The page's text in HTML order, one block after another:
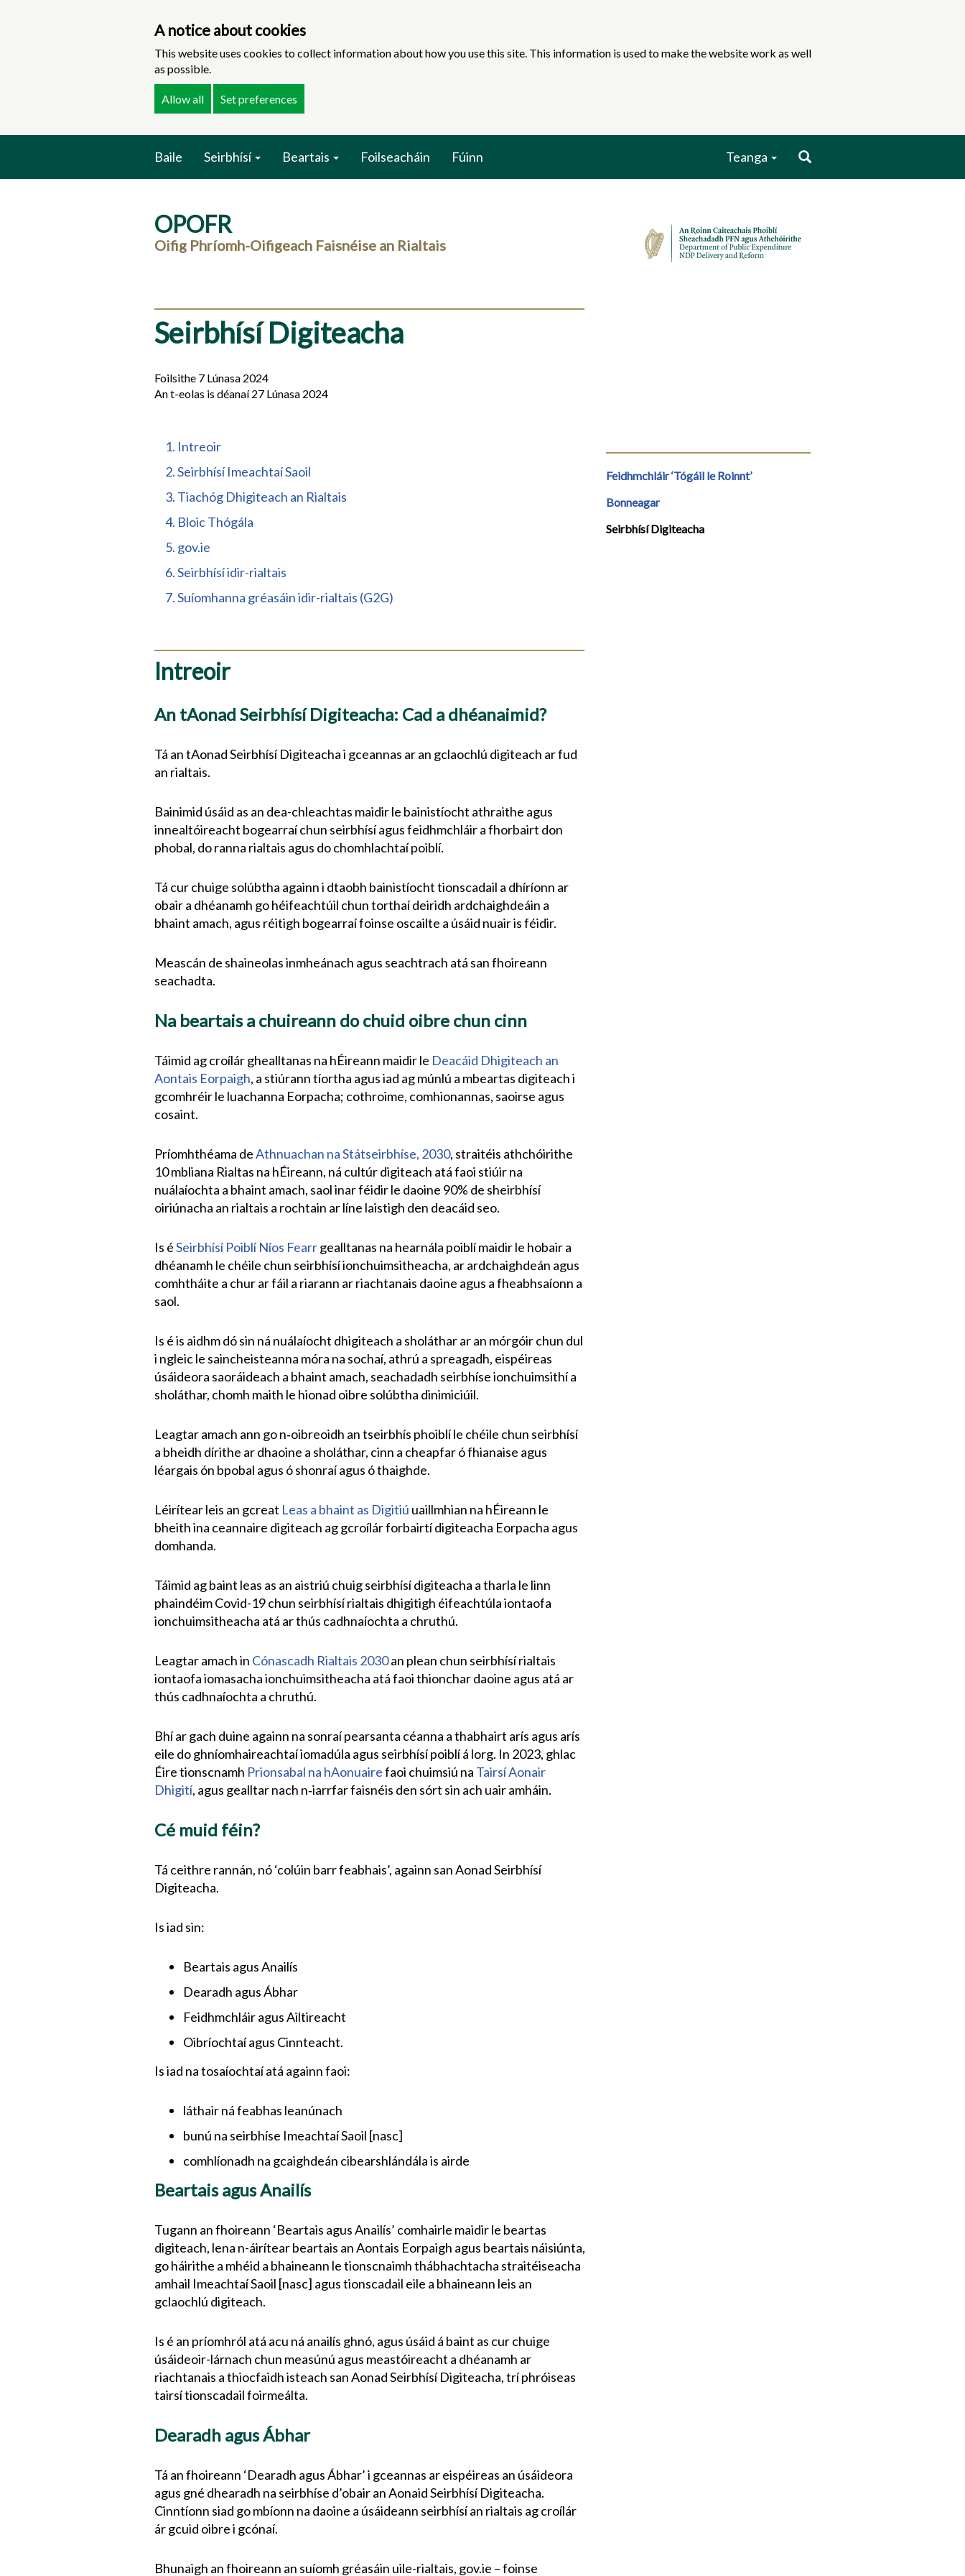
A notice about cookies
This website uses cookies to collect information about how you use this site. This information is used to make the website work as well
as possible.
Allow all Set preferences
Baile Seirbhísí Beartais Foilseacháin Fúinn Teanga
Search
OPOFR
Oifig Phríomh-Oifigeach Faisnéise an Rialtais
Seirbhísí Digiteacha
Foilsithe 7 Lúnasa 2024
An t-eolas is déanaí 27 Lúnasa 2024
Table
of
contents
1. Intreoir
2. Seirbhísí Imeachtaí Saoil
3. Tiachóg Dhigiteach an Rialtais
4. Bloic Thógála
5. gov.ie
6. Seirbhísí idir-rialtais
7. Suíomhanna gréasáin idir-rialtais (G2G)
Intreoir
An tAonad Seirbhísí Digiteacha: Cad a dhéanaimid?
Tá an tAonad Seirbhísí Digiteacha i gceannas ar an gclaochlú digiteach ar fud
an rialtais.
Bainimid úsáid as an dea-chleachtas maidir le bainistíocht athraithe agus
innealtóireacht bogearraí chun seirbhísí agus feidhmchláir a fhorbairt don
phobal, do ranna rialtais agus do chomhlachtaí poiblí.
Tá cur chuige solúbtha againn i dtaobh bainistíocht tionscadail a dhíríonn ar
obair a dhéanamh go héifeachtúil chun torthaí deiridh ardchaighdeáin a
bhaint amach, agus réitigh bogearraí foinse oscailte a úsáid nuair is féidir.
Meascán de shaineolas inmheánach agus seachtrach atá san fhoireann
seachadta.
Na beartais a chuireann do chuid oibre chun cinn
Táimid ag croílár ghealltanas na hÉireann maidir le Deacáid Dhigiteach an
Aontais Eorpaigh, a stiúrann tíortha agus iad ag múnlú a mbeartas digiteach i
gcomhréir le luachanna Eorpacha; cothroime, comhionannas, saoirse agus
cosaint.
Príomhthéama deAthnuachan na Státseirbhíse, 2030, straitéis athchóirithe
10 mbliana Rialtas na hÉireann, ná cultúr digiteach atá faoi stiúir na
nuálaíochta a bhaint amach, saol inar féidir le daoine 90% de sheirbhísí
oiriúnacha an rialtais a rochtain ar líne laistigh den deacáid seo.
Is éSeirbhísí Poiblí Níos Fearrgealltanas na hearnála poiblí maidir le hobair a
dhéanamh le chéile chun seirbhísí ionchuimsitheacha, ar ardchaighdeán agus
comhtháite a chur ar fáil a riarann ar riachtanais daoine agus a fheabhsaíonn a
saol.
Is é is aidhm dó sin ná nuálaíocht dhigiteach a sholáthar ar an mórgóir chun dul
i ngleic le saincheisteanna móra na sochaí, athrú a spreagadh, eispéireas
úsáideora saoráideach a bhaint amach, seachadadh seirbhíse ionchuimsithí a
sholáthar, chomh maith le hionad oibre solúbtha dinimiciúil.
Leagtar amach ann go n‑oibreoidh an tseirbhís phoiblí le chéile chun seirbhísí
a bheidh dírithe ar dhaoine a sholáthar, cinn a cheapfar ó fhianaise agus
léargais ón bpobal agus ó shonraí agus ó thaighde.
Léirítear leis an gcreat Leas a bhaint as Digitiú uaillmhian na hÉireann le
bheith ina ceannaire digiteach ag gcroílár forbairtí digiteacha Eorpacha agus
domhanda.
Táimid ag baint leas as an aistriú chuig seirbhísí digiteacha a tharla le linn
phaindéim Covid-19 chun seirbhísí rialtais dhigitigh éifeachtúla iontaofa
ionchuimsitheacha atá ar thús cadhnaíochta a chruthú.
Leagtar amach in Cónascadh Rialtais 2030an plean chun seirbhísí rialtais
iontaofa iomasacha ionchuimsitheacha atá faoi thionchar daoine agus atá ar
thús cadhnaíochta a chruthú.
Bhí ar gach duine againn na sonraí pearsanta céanna a thabhairt arís agus arís
eile do ghníomhaireachtaí iomadúla agus seirbhísí poiblí á lorg. In 2023, ghlac
Éire tionscnamh Prionsabal na hAonuairefaoi chuimsiú na Tairsí Aonair
Dhigití, agus gealltar nach n‑iarrfar faisnéis den sórt sin ach uair amháin.
Cé muid féin?
Tá ceithre rannán, nó ‘colúin barr feabhais’, againn san Aonad Seirbhísí
Digiteacha.
Is iad sin:
Beartais agus Anailís
Dearadh agus Ábhar
Feidhmchláir agus Ailtireacht
Oibríochtaí agus Cinnteacht.
Is iad na tosaíochtaí atá againn faoi:
láthair ná feabhas leanúnach
bunú na seirbhíse Imeachtaí Saoil [nasc]
comhlíonadh na gcaighdeán cibearshlándála is airde
Beartais agus Anailís
Tugann an fhoireann ‘Beartais agus Anailís’ comhairle maidir le beartas
digiteach, lena n-áirítear beartais an Aontais Eorpaigh agus beartais náisiúnta,
go háirithe a mhéid a bhaineann le tionscnaimh thábhachtacha straitéiseacha
amhail Imeachtaí Saoil [nasc] agus tionscadail eile a bhaineann leis an
gclaochlú digiteach.
Is é an príomhról atá acu ná anailís ghnó, agus úsáid á baint as cur chuige
úsáideoir-lárnach chun measúnú agus meastóireacht a dhéanamh ar
riachtanais a thiocfaidh isteach san Aonad Seirbhísí Digiteacha, trí phróiseas
tairsí tionscadail foirmeálta.
Dearadh agus Ábhar
Tá an fhoireann ‘Dearadh agus Ábhar’ i gceannas ar eispéireas an úsáideora
agus gné dhearadh na seirbhíse d’obair an Aonaid Seirbhísí Digiteacha.
Cinntíonn siad go mbíonn na daoine a úsáideann seirbhísí an rialtais ag croílár
ár gcuid oibre i gcónaí.
Bhunaigh an fhoireann an suíomh gréasáin uile-rialtais, gov.ie – foinse
Feidhmchláir ‘Tógáil le Roinnt’
Bonneagar
Seirbhísí Digiteacha